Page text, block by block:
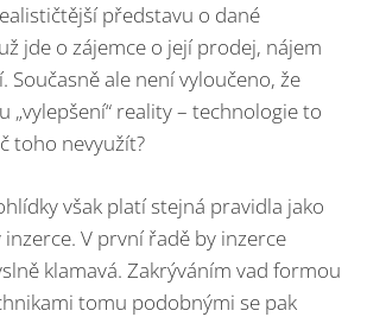
představu o dané
jde o zájemce o její prodej, nájem
Současně ale není vyloučeno, že
„vylepšení“ reality – technologie to
toho nevyužít?
však platí stejná pravidla jako
V první řadě by inzerce
klamavá. Zakrýváním vad formou
tomu podobnými se pak